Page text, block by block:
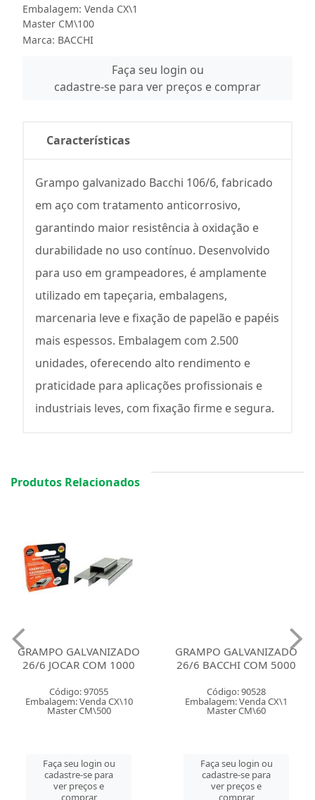
Embalagem: Venda CX\1
Master CM\100
Marca: BACCHI
Faça seu login ou
cadastre-se para ver preços e comprar
Características
Grampo galvanizado Bacchi 106/6, fabricado
em aço com tratamento anticorrosivo,
garantindo maior resistência à oxidação e
durabilidade no uso contínuo. Desenvolvido
para uso em grampeadores, é amplamente
utilizado em tapeçaria, embalagens,
marcenaria leve e fixação de papelão e papéis
mais espessos. Embalagem com 2.500
unidades, oferecendo alto rendimento e
praticidade para aplicações profissionais e
industriais leves, com fixação firme e segura.
Produtos Relacionados
GRAMPO GALVANIZADO
26/6 JOCAR COM 1000
Código: 97055
Embalagem: Venda CX\10
Master CM\500
Faça seu login ou
cadastre-se para
ver preços e
comprar
GRAMPO GALVANIZADO
26/6 BACCHI COM 5000
Código: 90528
Embalagem: Venda CX\1
Master CM\60
Faça seu login ou
cadastre-se para
ver preços e
comprar